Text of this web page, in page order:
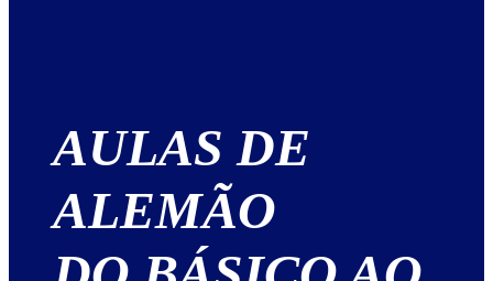
AULAS DE
ALEMÃO